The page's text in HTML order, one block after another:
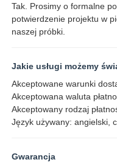
Tak. Prosimy o formalne
potwierdzenie projektu w
naszej próbki.
Jakie usługi możemy
Akceptowane warunki
Akceptowana waluta
Akceptowany rodzaj
Język używany: angielski,
Gwarancja